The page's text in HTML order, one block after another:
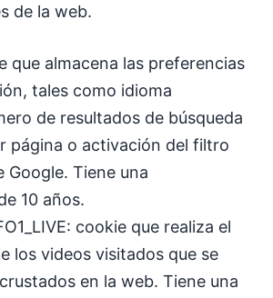
de la web.
que almacena las preferencias
tales como idioma
de resultados de búsqueda
página o activación del filtro
Google. Tiene una
10 años.
cookie que realiza el
los videos visitados que se
en la web. Tiene una